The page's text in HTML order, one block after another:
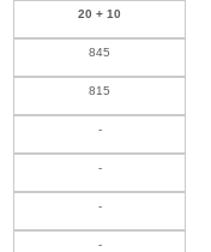
20 + 10
845
815
-
-
-
-